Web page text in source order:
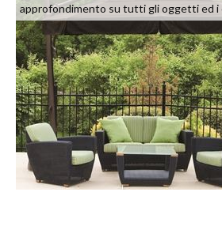
approfondimento su tutti gli oggetti ed i